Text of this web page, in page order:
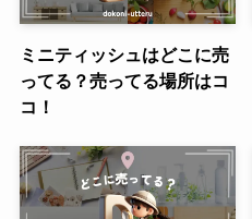
ミニティッシュはどこに売
ってる？売ってる場所はコ
コ！